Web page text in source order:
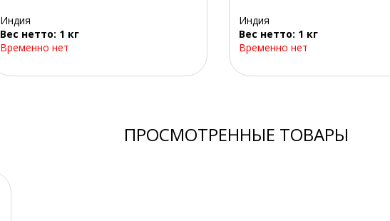
Индия
Вес нетто: 1 кг
Временно нет
Индия
Вес нетто: 1 кг
Временно нет
ПРОСМОТРЕННЫЕ ТОВАРЫ